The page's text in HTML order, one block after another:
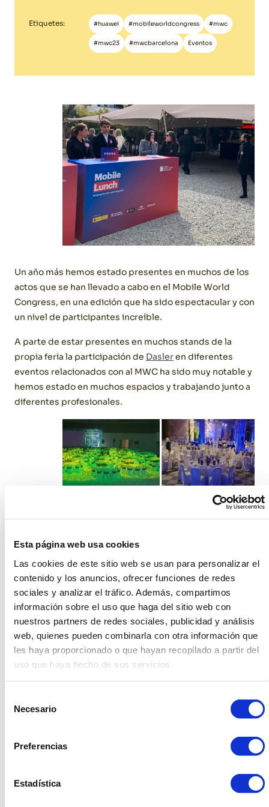
Esta página web usa cookies
Las cookies de este sitio web se usan para personalizar el
contenido y los anuncios, ofrecer funciones de redes
sociales y analizar el tráfico. Además, compartimos
información sobre el uso que haga del sitio web con
nuestros partners de redes sociales, publicidad y análisis
web, quienes pueden combinarla con otra información que
les haya proporcionado o que hayan recopilado a partir del
uso que haya hecho de sus servicios.
Necesario
Preferencias
Estadística
Etiquetes: #huawei #mobileworldcongress #mwc
#mwc23 #mwcbarcelona Eventos
Un año más hemos estado presentes en muchos de los
actos que se han llevado a cabo en el Mobile World
Congress, en una edición que ha sido espectacular y con
un nivel de participantes increíble.
A parte de estar presentes en muchos stands de la
propia feria la participación de Dasleren diferentes
eventos relacionados con al MWC ha sido muy notable y
hemos estado en muchos espacios y trabajando junto a
diferentes profesionales.
Diferentes eventos servidos para Huawei en el MNAC
y la Cambra de Comerç de Barcelona con Vilaplana
Catering